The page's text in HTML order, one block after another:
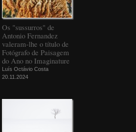
Os "sussurros" de
Antonio Fernandez
valeram-lhe o título de
Fotógrafo de Paisagem
do Ano no Imaginature
Luís Octávio Costa
20.11.2024